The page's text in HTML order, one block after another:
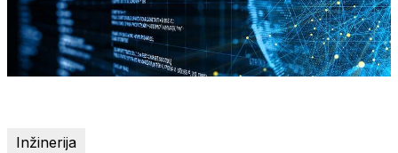
Inžinerija